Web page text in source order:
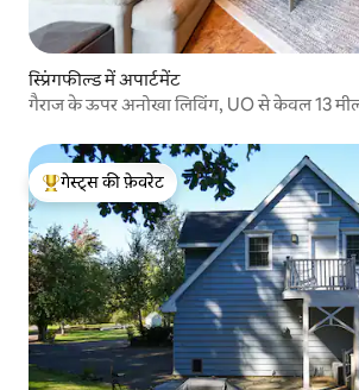
स्प्रिंगफील्ड में अपार्टमेंट
गैराज के ऊपर अनोखा लिविंग, UO से केवल 13
गेस्ट्स का टॉप फ़ेवरेट
गेस्ट्स की फ़ेवरेट